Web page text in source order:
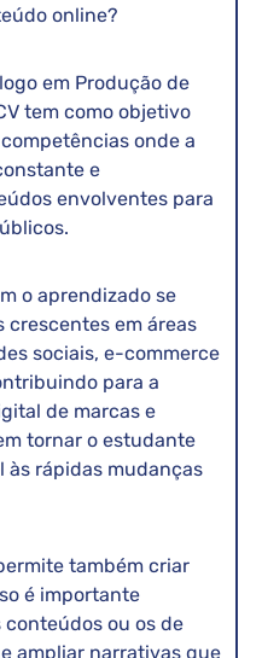
online?
em Produção de
tem como objetivo
onde a
e
envolventes para
o aprendizado se
em áreas
sociais, e-commerce
para a
de marcas e
tornar o estudante
às rápidas mudanças
também criar
é importante
ou os de
ampliar narrativas que